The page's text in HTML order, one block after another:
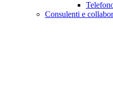
Consulenti e